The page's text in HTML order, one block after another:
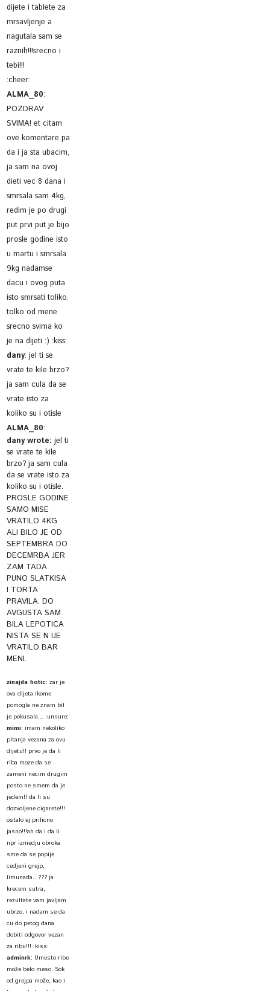
dijete i tablete za
mrsavljenje a
nagutala sam se
raznih!!!srecno i
tebi!!!
:cheer:
ALMA_80:
POZDRAV
SVIMA! et citam
ove komentare pa
da i ja sta ubacim,
ja sam na ovoj
dieti vec 8 dana i
smrsala sam 4kg,
redim je po drugi
put prvi put je bijo
prosle godine isto
u martu i smrsala
9kg nadamse
dacu i ovog puta
isto smrsati toliko.
tolko od mene
srecno svima ko
je na dijeti :) :kiss:
dany:jel ti se
vrate te kile brzo?
ja sam cula da se
vrate isto za
koliko su i otisle
ALMA_80:
dany wrote: jel ti
se vrate te kile
brzo? ja sam cula
da se vrate isto za
koliko su i otisle.
PROSLE GODINE
SAMO MISE
VRATILO 4KG
ALI BILO JE OD
SEPTEMBRA DO
DECEMRBA JER
ZAM TADA
PUNO SLATKISA
I TORTA
PRAVILA. DO
AVGUSTA SAM
BILA LEPOTICA
NISTA SE N IJE
VRATILO BAR
MENI.
zinajda hotic:zar je
ova dijeta ikome
pomogla ne znam bil
je pokusala... :unsure:
mimi:imam nekoliko
pitanja vezana za ovu
dijetu!! prvo je da li
riba moze da se
zameni necim drugim
posto ne smem da je
jedem!! da li su
dozvoljene cigarete!!!
ostalo ej prilicno
jasno!!!ah da i da li
npr izmedju obroka
sme da se popije
cedjeni grejp,
limunada...??? ja
krecem sutra,
rezultate vam javljam
ubrzo, i nadam se da
cu do petog dana
dobiti odgovor vezan
za ribu!!! :kiss:
adminrk: Umesto ribe
može belo meso. Sok
od grejpa može, kao i